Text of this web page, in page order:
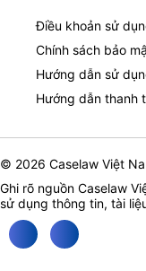
Điều khoản sử
Chính sách bảo
Hướng dẫn sử
Hướng dẫn thanh
© 2026 Caselaw Việt
Ghi rõ nguồn Caselaw
sử dụng thông tin, tài